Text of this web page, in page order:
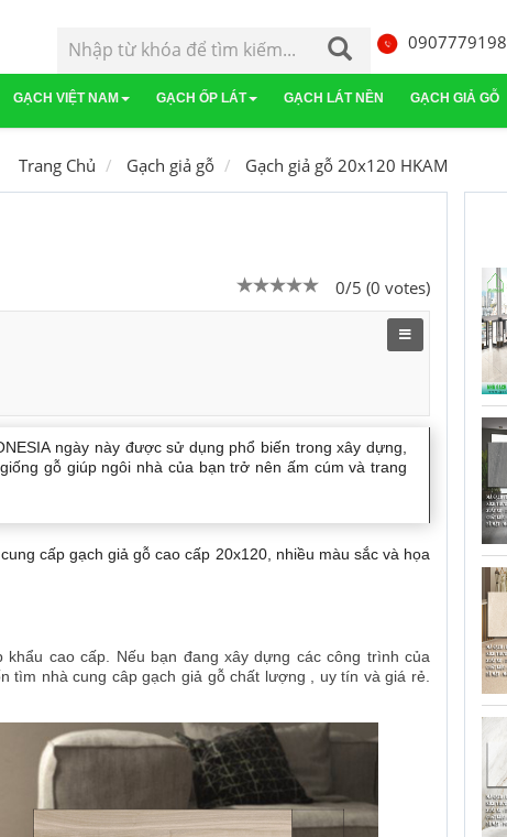
0907779198
Gạch Malaysia
GẠCH VIỆT NAM
Gạch Mỹ Đức Gạch Bạch Mã
GẠCH ỐP LÁT
Gạch lát sàn
GẠCH LÁT NỀN GẠCH GIẢ GỖ
Trang Chủ Gạch giả gỗ Gạch giả gỗ 20x120 HKAM
0/5 (0 votes)
ngày này được sử dụng phổ biến trong xây dựng,
gỗ giúp ngôi nhà của bạn trở nên ấm cúm và trang
cấp gạch giả gỗ cao cấp 20x120, nhiều màu sắc và họa
cao cấp. Nếu bạn đang xây dựng các công trình của
tìm nhà cung câp gạch giả gỗ chất lượng , uy tín và giá rẻ.